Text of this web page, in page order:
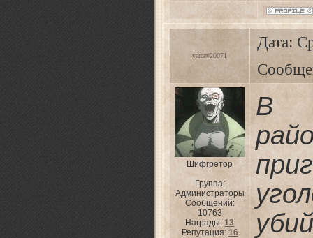
yarcev20071
Дата:
Шифгретор
Группа:
Администраторы
Сообщений:
10763
Награды:13
Репутация: 16
В